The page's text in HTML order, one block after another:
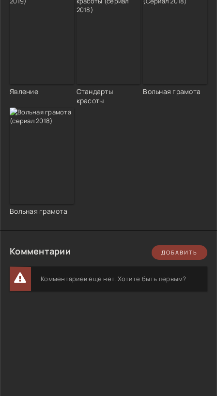
Явление
Стандарты
красоты
Вольная грамота
Вольная грамота
Комментарии ДОБАВИТЬ
Комментариев еще нет. Хотите быть первым?